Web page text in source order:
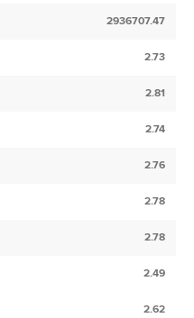
2936707.47
2.73
2.81
2.74
2.76
2.78
2.78
2.49
2.62